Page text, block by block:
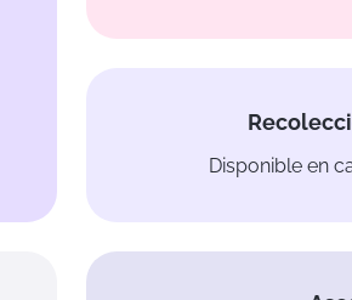
Disponible en